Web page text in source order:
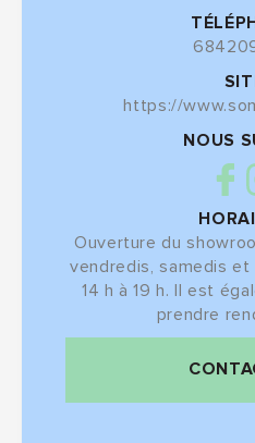
https://
NOUS
Ouverture du
vendredis, samedis
14 h à 19 h. Il est
prendre